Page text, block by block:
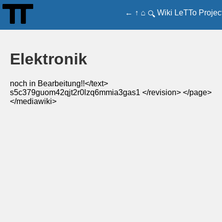
← ↑ ⌂ 🔍 Wiki LeTTo
Elektronik
noch in Bearbeitung!!</text>
s5c379guom42qjt2r0lzq6mmia3gas1 </revision> </page>
</mediawiki>